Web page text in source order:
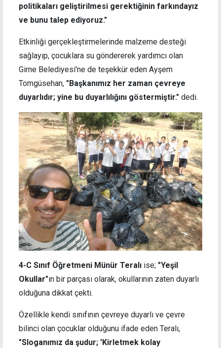
politikaları geliştirilmesi gerektiğinin farkındayız
ve bunu talep ediyoruz."
Etkinliği gerçekleştirmelerinde malzeme desteği
sağlayıp, çocuklara su göndererek yardımcı olan
Girne Belediyesi'ne de teşekkür eden Ayşem
Tomgüsehan, "Başkanımız her zaman çevreye
duyarlıdır; yine bu duyarlılığını göstermiştir." dedi.
4-C Sınıf Öğretmeni Münür Teralı ise; "Yeşil
Okullar"ın bir parçası olarak, okullarının zaten duyarlı
olduğuna dikkat çekti.
Özellikle kendi sınıfının çevreye duyarlı ve çevre
bilinci olan çocuklar olduğunu ifade eden Teralı,
"Sloganımız da şudur; 'Kirletmek kolay